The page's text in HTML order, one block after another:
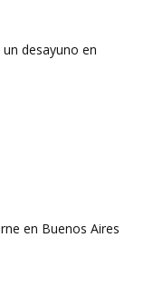
desayuno en
en Buenos Aires